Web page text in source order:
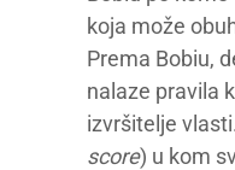
koja može
Prema Bobiu,
nalaze pravila
izvršitelje vlasti.
score) u kom